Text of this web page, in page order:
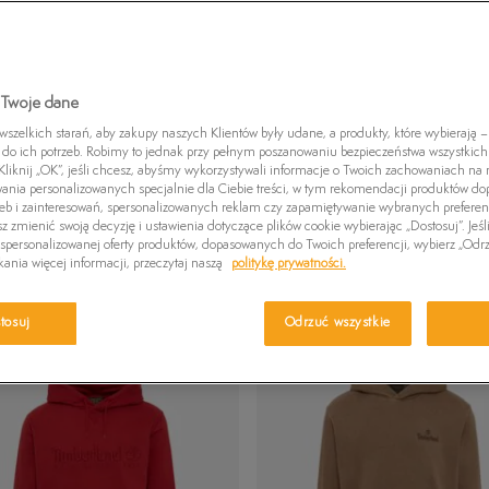
BLUZY TIMBERLAND
REKOMENDOWANE ▾ Pokaż
dane
starań, aby zakupy naszych Klientów były udane, a produkty, które wybierają
ich potrzeb. Robimy to jednak przy pełnym poszanowaniu bezpieczeństwa
„OK”, jeśli chcesz, abyśmy wykorzystywali informacje o Twoich zachowaniach na
personalizowanych specjalnie dla Ciebie treści, w tym rekomendacji produktów
i zainteresowań, spersonalizowanych reklam czy zapamiętywanie wybranych
zmienić swoją decyzję i ustawienia dotyczące plików cookie wybierając „Dostosuj”.
oferty produktów, dopasowanych do Twoich preferencji, wybierz
więcej informacji, przeczytaj naszą
politykę prywatności.
Odrzuć wszystkie